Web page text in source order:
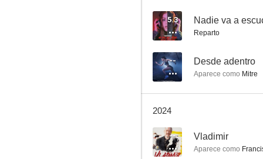
--
5.3 Nadie va a
Reparto
-- Desde adentro
Aparece como Mitre
2024
-- Vladimir
Aparece como